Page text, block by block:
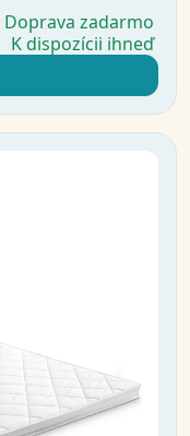
Doprava zadarmo
K dispozícii ihneď